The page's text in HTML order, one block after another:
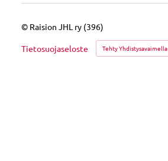
© Raision JHL ry (396)
Tietosuojaseloste Tehty Yhdistysavaimella